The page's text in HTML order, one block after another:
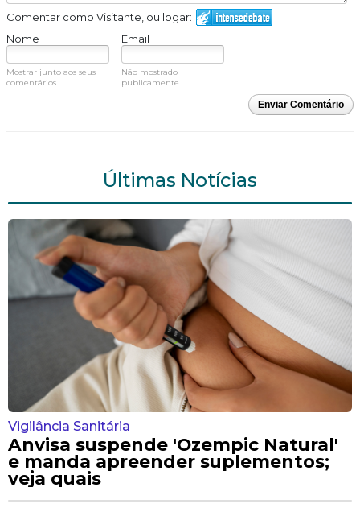
Comentar como Visitante, ou logar:
Nome
Email
Mostrar junto aos seus
comentários.
Não mostrado
publicamente.
Enviar Comentário
Últimas Notícias
Vigilância Sanitária
Anvisa suspende 'Ozempic Natural'
e manda apreender suplementos;
veja quais